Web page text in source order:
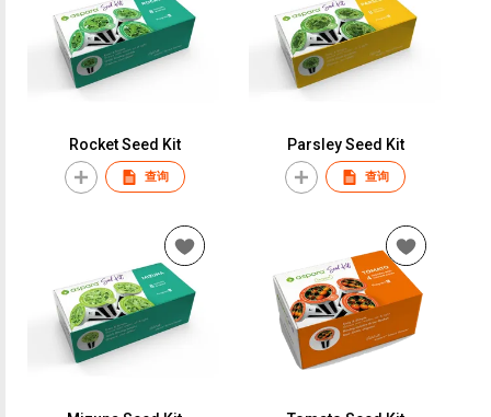
Rocket Seed Kit
查询
Parsley Seed Kit
查询